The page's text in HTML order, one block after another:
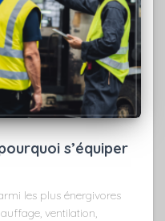
s’équiper
les plus énergivores
ventilation,